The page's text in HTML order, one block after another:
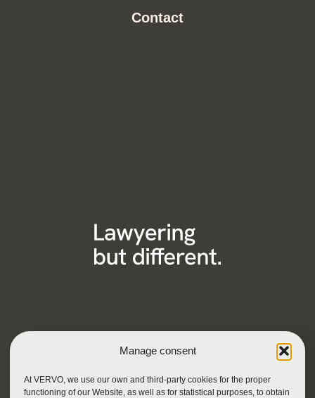
Manage consent
At VERVO, we use our own and third-party cookies for the proper
functioning of our Website, as well as for statistical purposes, to obtain
Contact